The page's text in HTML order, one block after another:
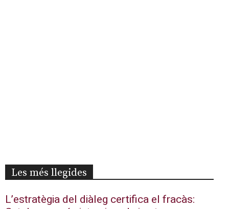
Les més llegides
L’estratègia del diàleg certifica el fracàs: